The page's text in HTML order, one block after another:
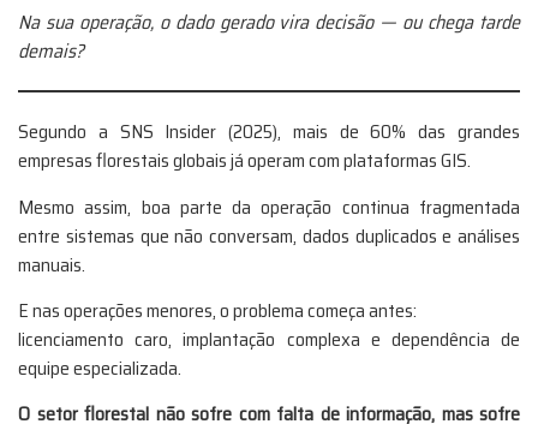
Na sua operação, o dado gerado vira decisão — ou chega tarde
demais?
Segundo a SNS Insider (2025), mais de 60% das grandes
empresas florestais globais já operam com plataformas GIS.
Mesmo assim, boa parte da operação continua fragmentada
entre sistemas que não conversam, dados duplicados e análises
manuais.
E nas operações menores, o problema começa antes:
licenciamento caro, implantação complexa e dependência de
equipe especializada.
O setor florestal não sofre com falta de informação, mas sofre